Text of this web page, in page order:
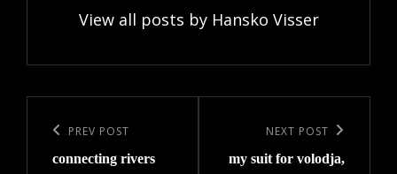
View all posts by Hansko Visser
navigation
Previous
Post
PREV POST
connecting rivers
Post
NEXT POST
my suit for volodja,